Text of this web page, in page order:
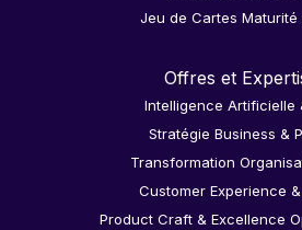
Jeu de Cartes Maturité
Offres et
Intelligence Artificielle
Stratégie Business &
Transformation
Customer Experience
Product Craft & Excellence